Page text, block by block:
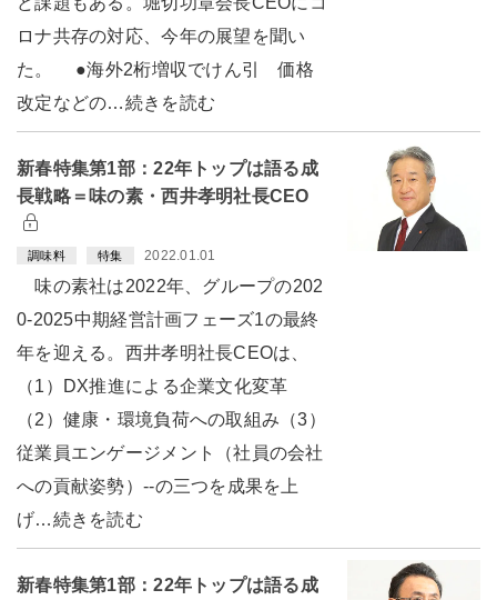
ロナ共存の対応、今年の展望を聞い
た。 ●海外2桁増収でけん引 価格
改定などの…続きを読む
新春特集第1部：22年トップは語る成
長戦略＝味の素・西井孝明社長CEO
調味料 特集 2022.01.01
味の素社は2022年、グループの202
0-2025中期経営計画フェーズ1の最終
年を迎える。西井孝明社長CEOは、
（1）DX推進による企業文化変革
（2）健康・環境負荷への取組み（3）
従業員エンゲージメント（社員の会社
への貢献姿勢）--の三つを成果を上
げ…続きを読む
新春特集第1部：22年トップは語る成